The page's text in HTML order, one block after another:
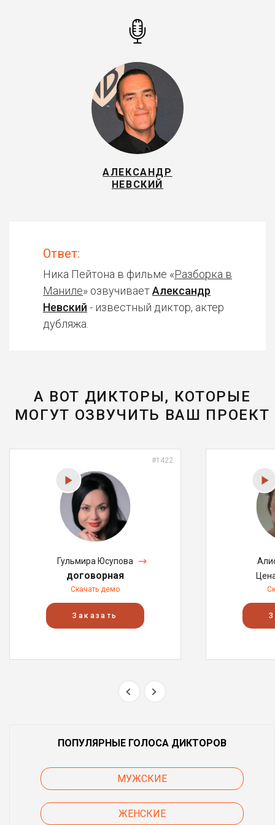
АЛЕКСАНДР
НЕВСКИЙ
Ответ:
Ника Пейтона в фильме «Разборка в
Маниле» озвучиваетАлександр
Невский - известный диктор, актер
дубляжа.
А ВОТ ДИКТОРЫ, КОТОРЫЕ
МОГУТ ОЗВУЧИТЬ ВАШ ПРОЕКТ
#1422
Гульмира Юсупова
договорная
Скачать демо
Заказать
ПОПУЛЯРНЫЕ ГОЛОСА ДИКТОРОВ
МУЖСКИЕ
ЖЕНСКИЕ